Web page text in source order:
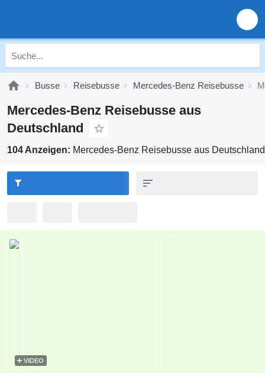
Busse Reisebusse Mercedes-Benz Reisebusse
Mercedes-Benz Reisebusse aus
Deutschland
104 Anzeigen: Mercedes-Benz Reisebusse aus Deutschland
VIDEO